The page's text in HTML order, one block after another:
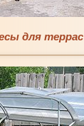
для террас